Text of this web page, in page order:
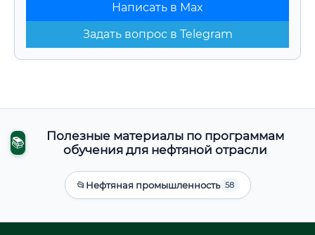
Написать в Max
Задать вопрос в Telegram
📚
Полезные материалы по программам
обучения для нефтяной отрасли
📂Нефтяная промышленность 58